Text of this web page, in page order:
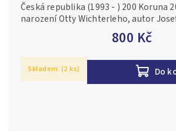
800 Kč
Do
Česká republika (1993 - ) 200 Koruna
narození Otty Wichterleho, autor
C193, etue, bez certifikátu, PROOF Ag
Skladem (2 ks)